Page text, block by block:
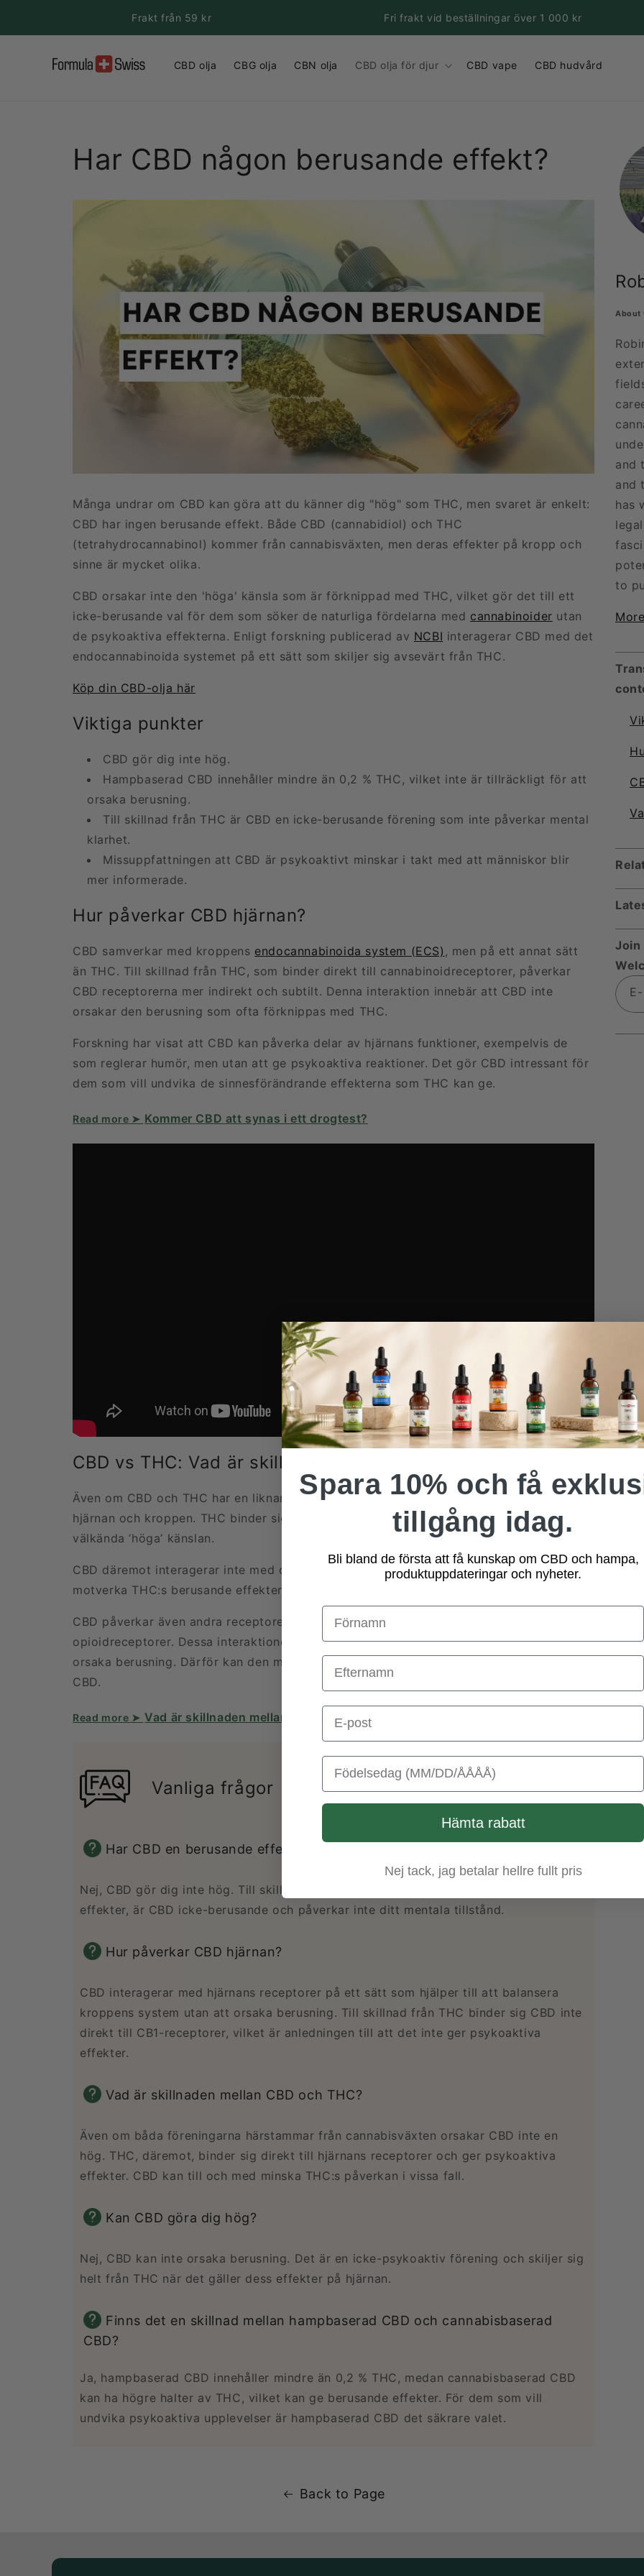
innehåll
Frakt från 59 kr Fri frakt vid beställningar över 1 000 kr
CBD olja CBG olja CBN olja CBD olja för djur CBD vape CBD hudvård
Har CBD någon berusande effekt?
Många undrar om CBD kan göra att du känner dig "hög" som THC, men svaret är enkelt:
CBD har ingen berusande effekt. Både CBD (cannabidiol) och THC
(tetrahydrocannabinol) kommer från cannabisväxten, men deras effekter på kropp och
sinne är mycket olika.
CBD orsakar inte den 'höga' känsla som är förknippad med THC, vilket gör det till ett
icke-berusande val för dem som söker de naturliga fördelarna med cannabinoider utan
de psykoaktiva effekterna. Enligt forskning publicerad av NCBI interagerar CBD med det
endocannabinoida systemet på ett sätt som skiljer sig avsevärt från THC.
Köp din CBD-olja här
Viktiga punkter
CBD gör dig inte hög.
Hampbaserad CBD innehåller mindre än 0,2 % THC, vilket inte är tillräckligt för att
orsaka berusning.
Till skillnad från THC är CBD en icke-berusande förening som inte påverkar mental
klarhet.
Missuppfattningen att CBD är psykoaktivt minskar i takt med att människor blir
mer informerade.
Hur påverkar CBD hjärnan?
CBD samverkar med kroppens endocannabinoida system (ECS) , men på ett annat sätt
än THC. Till skillnad från THC, som binder direkt till cannabinoidreceptorer, påverkar
CBD receptorerna mer indirekt och subtilt. Denna interaktion innebär att CBD inte
orsakar den berusning som ofta förknippas med THC.
Forskning har visat att CBD kan påverka delar av hjärnans funktioner, exempelvis de
som reglerar humör, men utan att ge psykoaktiva reaktioner. Det gör CBD intressant för
dem som vill undvika de sinnesförändrande effekterna som THC kan ge.
Kommer CBD att synas i ett drogtest?
CBD vs THC: Vad är skillnaden?
Även om CBD och THC har en liknande molekylstruktur har de helt olika effekter på
hjärnan och kroppen. THC binder sig direkt till CB1-receptorer i hjärnan och orsakar den
välkända ‘höga’ känslan.
CBD däremot interagerar inte med dessa receptorer på samma sätt och kan till och med
motverka THC:s berusande effekter, vilket ger en mer balanserad upplevelse.
CBD påverkar även andra receptorer i kroppen, däribland serotonin- och
opioidreceptorer. Dessa interaktioner kan bidra till dess lugnande intryck, men utan att
orsaka berusning. Därför kan den mentala klarheten bibehållas även vid påverkan från
CBD.
Vad är skillnaden mellan CBD och THC?
Vanliga frågor
Har CBD en berusande effekt?
Nej, CBD gör dig inte hög. Till skillnad från THC, som ger märkbara psykoaktiva
effekter, är CBD icke-berusande och påverkar inte ditt mentala tillstånd.
Hur påverkar CBD hjärnan?
CBD interagerar med hjärnans receptorer på ett sätt som hjälper till att balansera
kroppens system utan att orsaka berusning. Till skillnad från THC binder sig CBD inte
direkt till CB1-receptorer, vilket är anledningen till att det inte ger psykoaktiva
effekter.
Vad är skillnaden mellan CBD och THC?
Även om båda föreningarna härstammar från cannabisväxten orsakar CBD inte en
hög. THC, däremot, binder sig direkt till hjärnans receptorer och ger psykoaktiva
effekter. CBD kan till och med minska THC:s påverkan i vissa fall.
Kan CBD göra dig hög?
Nej, CBD kan inte orsaka berusning. Det är en icke-psykoaktiv förening och skiljer sig
helt från THC när det gäller dess effekter på hjärnan.
Finns det en skillnad mellan hampbaserad CBD och cannabisbaserad
CBD?
Ja, hampbaserad CBD innehåller mindre än 0,2 % THC, medan cannabisbaserad CBD
kan ha högre halter av THC, vilket kan ge berusande effekter. För dem som vill
undvika psykoaktiva upplevelser är hampbaserad CBD det säkrare valet.
Back to Page
About
and
and
has
to
Join
Spara 10% och få
tillgång idag.
Bli bland de första att få kunskap om CBD och hampa,
produktuppdateringar och nyheter.
Email Address
Birthday
Hämta rabatt
Nej tack, jag betalar hellre fullt pris